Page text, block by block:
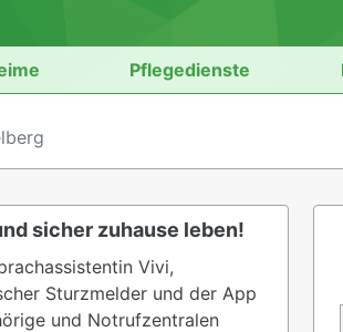
Pflegedienste
sicher zuhause leben!
Vivi,
Sturzmelder und der App
und Notrufzentralen